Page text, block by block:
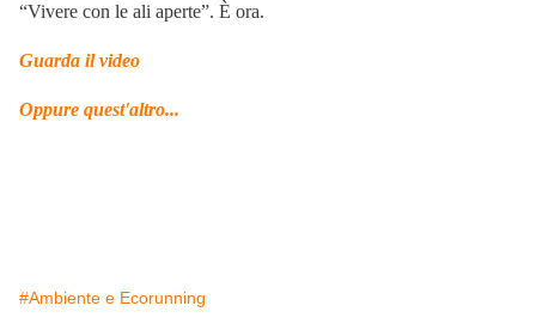
“Vivere con le ali aperte”. È ora.
Guarda il video
Oppure quest'altro...
#Ambiente e Ecorunning